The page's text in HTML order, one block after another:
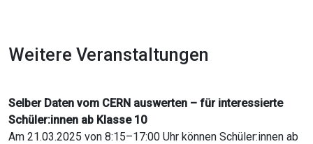
Weitere Veranstaltungen
Selber Daten vom CERN auswerten – für interessierte
Schüler:innen ab Klasse 10
Am 21.03.2025 von 8:15–17:00 Uhr können Schüler:innen ab